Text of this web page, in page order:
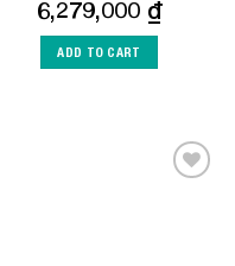
6,279,000 ₫
ADD TO CART